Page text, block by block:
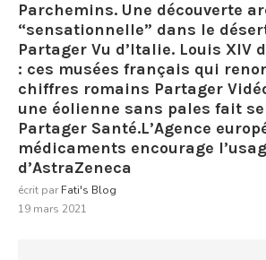
Parchemins. Une découverte
“sensationnelle” dans le
Partager Vu d’Italie. Louis XIV
: ces musées français qui
chiffres romains Partager
une éolienne sans pales fait
Partager Santé.L’Agence
médicaments encourage
d’AstraZeneca
écrit par Fati's Blog
19 mars 2021